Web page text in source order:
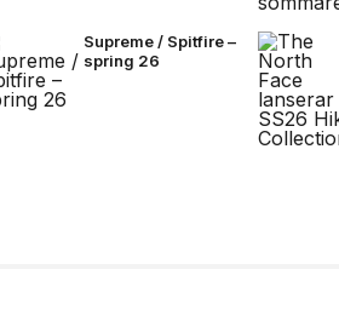
Supreme / Spitfire –
spring 26